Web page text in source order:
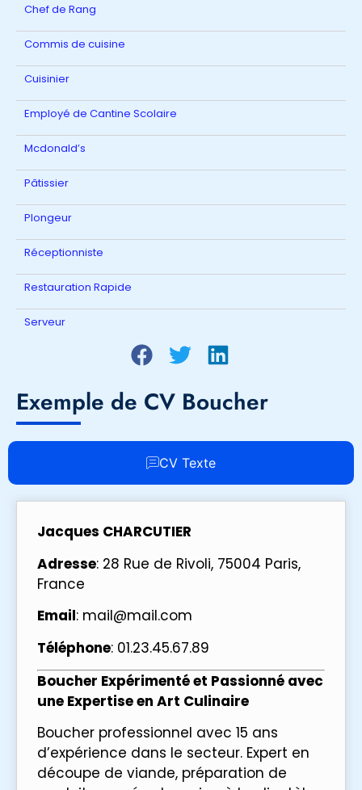
Chef de Rang
Commis de cuisine
Cuisinier
Employé de Cantine Scolaire
Mcdonald’s
Pâtissier
Plongeur
Réceptionniste
Restauration Rapide
Serveur
Exemple de CV Boucher
CV Texte
Jacques CHARCUTIER
Adresse: 28 Rue de Rivoli, 75004 Paris,
France
Email: mail@mail.com
Téléphone: 01.23.45.67.89
Boucher Expérimenté et Passionné avec
une Expertise en Art Culinaire
Boucher professionnel avec 15 ans
d’expérience dans le secteur. Expert en
découpe de viande, préparation de